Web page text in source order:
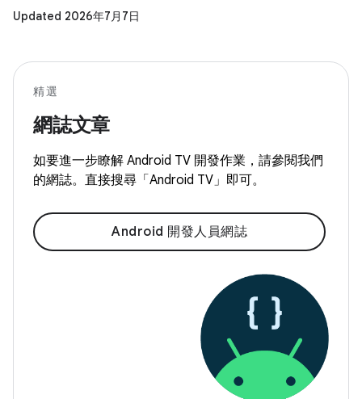
Updated 2026年7月7日
精選
網誌文章
如要進一步瞭解 Android TV 開發作業，請參閱我們
的網誌。直接搜尋「Android TV」即可。
Android 開發人員網誌